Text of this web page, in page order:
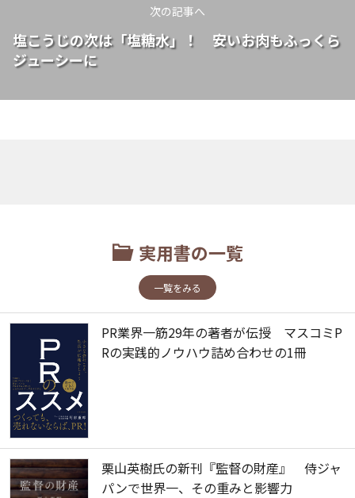
次の記事へ
塩こうじの次は「塩糖水」！ 安いお肉もふっくら
ジューシーに
実用書の一覧
一覧をみる
PR業界一筋29年の著者が伝授 マスコミP
Rの実践的ノウハウ詰め合わせの1冊
栗山英樹氏の新刊『監督の財産』 侍ジャ
パンで世界一、その重みと影響力